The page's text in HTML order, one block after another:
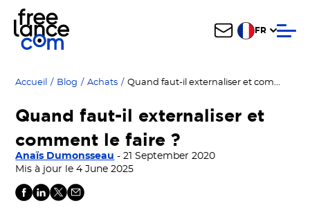
FR
Accueil / Blog / Achats / Quand faut-il externaliser et comment le faire ?
Quand faut-il externaliser et
comment le faire ?
Anaïs Dumonsseau - 21 September 2020
Mis à jour le 4 June 2025